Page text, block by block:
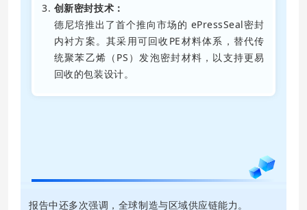
创新密封技术：
德尼培推出了首个推向市场的 ePressSeal密封
内衬方案。其采用可回收PE材料体系，替代传
统聚苯乙烯（PS）发泡密封材料，以支持更易
回收的包装设计。
报告中还多次强调，全球制造与区域供应链能力。